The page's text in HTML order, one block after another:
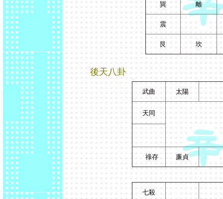
巽 離
震
艮 坎
後天八卦
武曲 太陽
天同
祿存 廉貞
七殺